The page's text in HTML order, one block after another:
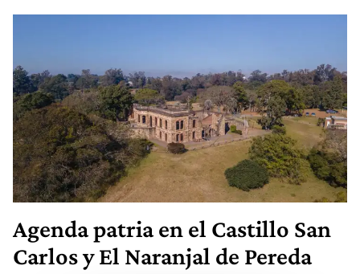
Agenda patria en el Castillo San
Carlos y El Naranjal de Pereda